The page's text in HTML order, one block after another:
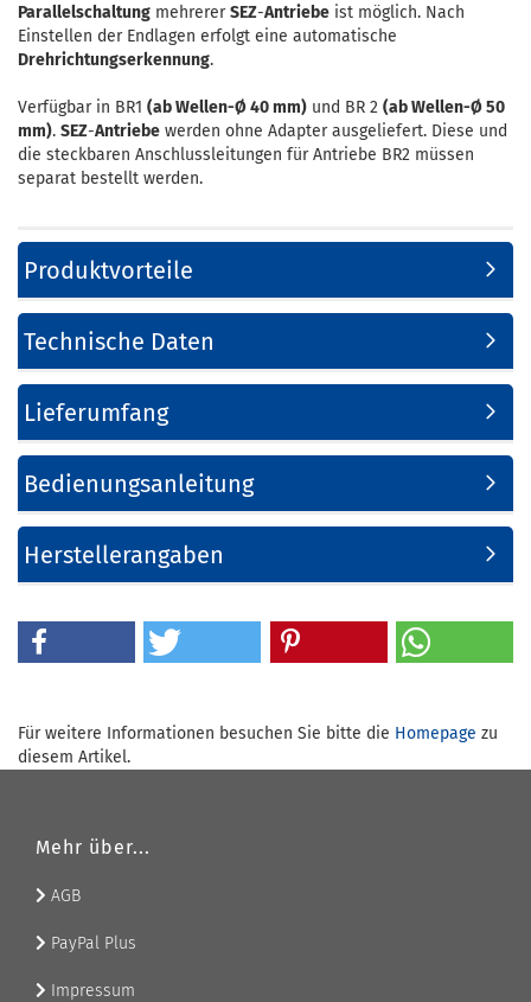
Parallelschaltung mehrererSEZ-Antriebe ist möglich. Nach
Einstellen der Endlagen erfolgt eine automatische
Drehrichtungserkennung.
Verfügbar in BR1 (ab Wellen-Ø 40 mm) und BR 2 (ab Wellen-Ø 50
mm). SEZ-Antriebe werden ohne Adapter ausgeliefert. Diese und
die steckbaren Anschlussleitungen für Antriebe BR2 müssen
separat bestellt werden.
Produktvorteile
Technische Daten
Lieferumfang
Bedienungsanleitung
Herstellerangaben
Für weitere Informationen besuchen Sie bitte die Homepage zu
diesem Artikel.
Mehr über...
AGB
PayPal Plus
Impressum